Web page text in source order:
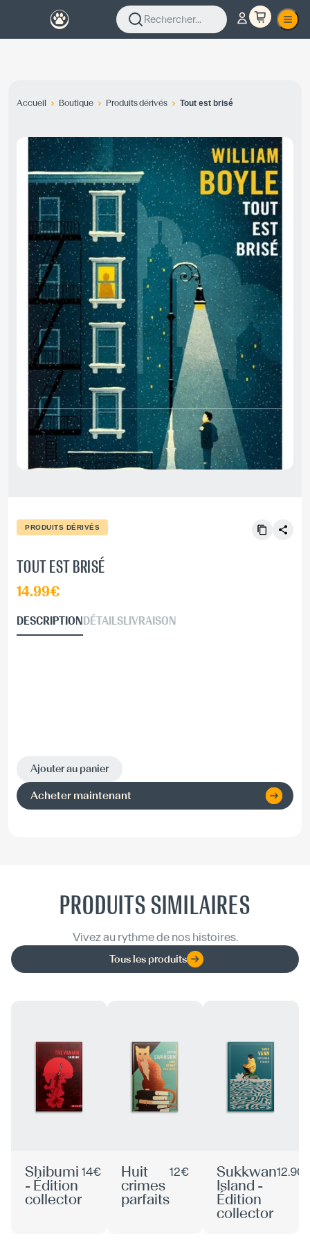
Rechercher...
Accueil Boutique Produits dérivés Tout est brisé
PRODUITS DÉRIVÉS
TOUT EST BRISÉ
14.99€
DESCRIPTIONDÉTAILSLIVRAISON
Ajouter au panier
Acheter maintenant
PRODUITS SIMILAIRES
Vivez au rythme de nos histoires.
Tous les produits
Shibumi
- Édition
collector
14€
Huit
crimes
parfaits
12€
Sukkwan
Island -
Édition
collector